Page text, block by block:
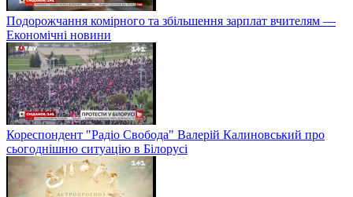
Подорожчання комірного та збільшення зарплат вчителям —
Економічні новини
Кореспондент "Радіо Свобода" Валерій Калиновський про
сьогоднішню ситуацію в Білорусі